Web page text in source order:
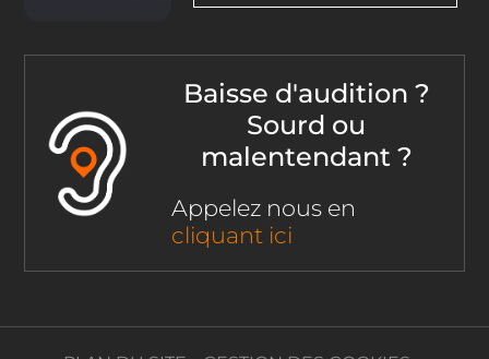
Baisse d'audition ?
Sourd ou
malentendant ?
Appelez nous en
cliquant ici